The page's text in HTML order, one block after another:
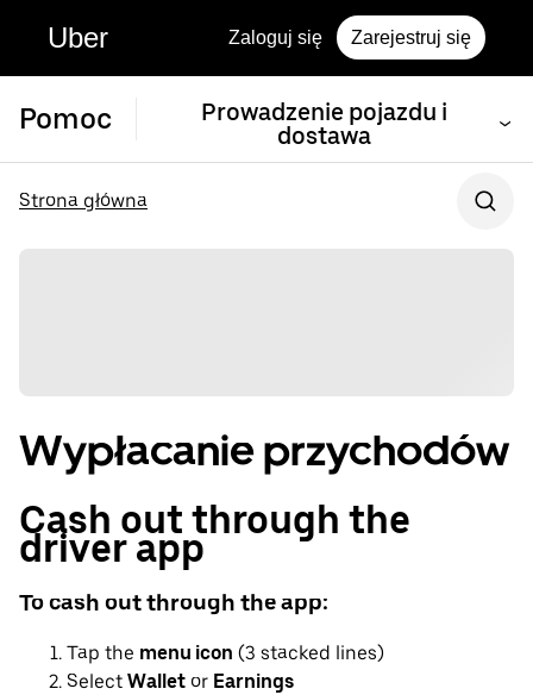
Uber Zaloguj się Zarejestruj się
Pomoc
Prowadzenie pojazdu i
dostawa
Strona główna
Wypłacanie przychodów
Cash out through the
driver app
To cash out through the app:
Tap the menu icon (3 stacked lines)
Select Wallet or Earnings